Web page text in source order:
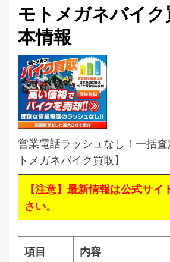
モトメガネバイ
本情報
営業電話ラッシュなし！一括
トメガネバイク買取】
【注意】最新情報は公式サイ
さい。
項目 内容